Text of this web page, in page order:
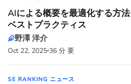
AIによる概要を最適化する方
ベストプラクティス
野澤 洋介
Oct 22, 2025 36 分 要
SE RANKING ニュース